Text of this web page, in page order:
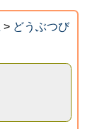
> どうぶつび